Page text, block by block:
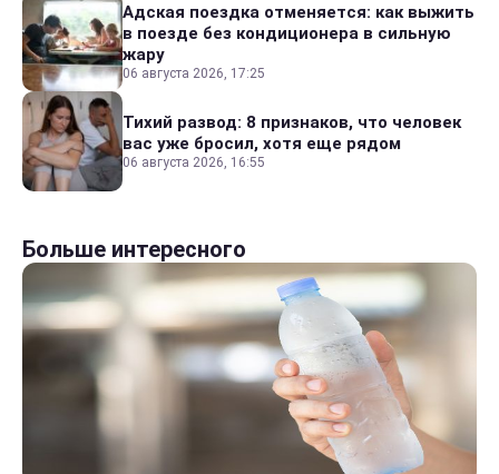
Адская поездка отменяется: как выжить
в поезде без кондиционера в сильную
жару
06 августа 2026, 17:25
Тихий развод: 8 признаков, что человек
вас уже бросил, хотя еще рядом
06 августа 2026, 16:55
Больше интересного